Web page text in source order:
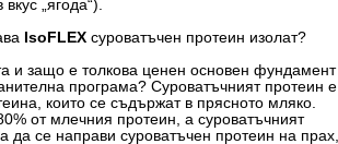
„ягода“).
IsoFLEX суроватъчен протеин изолат?
и защо е толкова ценен основен
програма? Суроватъчният протеин е
които се съдържат в прясното мляко.
от млечния протеин, а суроватъчният
да се направи суроватъчен протеин на прах,